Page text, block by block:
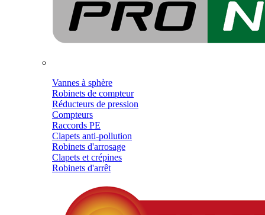
Vannes à sphère
Robinets de compteur
Réducteurs de pression
Compteurs
Raccords PE
Clapets anti-pollution
Robinets d'arrosage
Clapets et crépines
Robinets d'arrêt